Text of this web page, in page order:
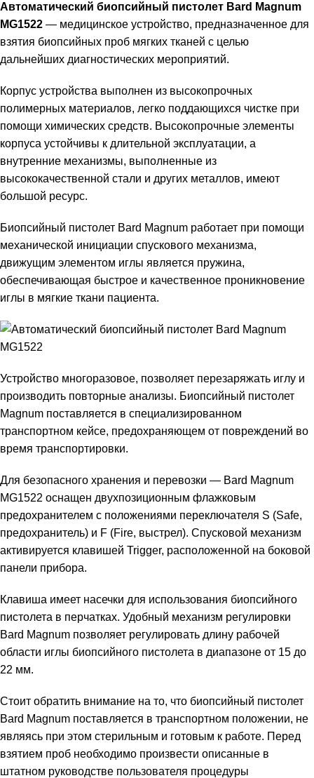
Автоматический биопсийный пистолет Bard Magnum
MG1522 — медицинское устройство, предназначенное для
взятия биопсийных проб мягких тканей с целью
дальнейших диагностических мероприятий.
Корпус устройства выполнен из высокопрочных
полимерных материалов, легко поддающихся чистке при
помощи химических средств. Высокопрочные элементы
корпуса устойчивы к длительной эксплуатации, а
внутренние механизмы, выполненные из
высококачественной стали и других металлов, имеют
большой ресурс.
Биопсийный пистолет Bard Magnum работает при помощи
механической инициации спускового механизма,
движущим элементом иглы является пружина,
обеспечивающая быстрое и качественное проникновение
иглы в мягкие ткани пациента.
Устройство многоразовое, позволяет перезаряжать иглу и
производить повторные анализы. Биопсийный пистолет
Magnum поставляется в специализированном
транспортном кейсе, предохраняющем от повреждений во
время транспортировки.
Для безопасного хранения и перевозки — Bard Magnum
MG1522 оснащен двухпозиционным флажковым
предохранителем с положениями переключателя S (Safe,
предохранитель) и F (Fire, выстрел). Спусковой механизм
активируется клавишей Trigger, расположенной на боковой
панели прибора.
Клавиша имеет насечки для использования биопсийного
пистолета в перчатках. Удобный механизм регулировки
Bard Magnum позволяет регулировать длину рабочей
области иглы биопсийного пистолета в диапазоне от 15 до
22 мм.
Стоит обратить внимание на то, что биопсийный пистолет
Bard Magnum поставляется в транспортном положении, не
являясь при этом стерильным и готовым к работе. Перед
взятием проб необходимо произвести описанные в
штатном руководстве пользователя процедуры